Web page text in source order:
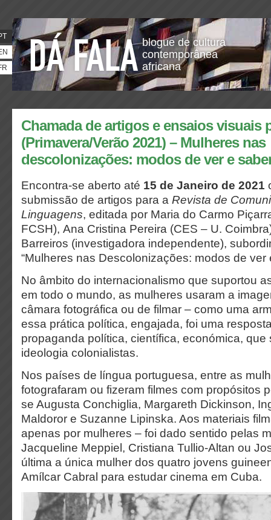
blogue de cultura
contemporânea
africana
Chamada de artigos e ensaios visuais
(Primavera/Verão 2021) – Mulheres nas
descolonizações: modos de ver e
Encontra-se aberto até 15 de Janeiro de 2021
submissão de artigos para a Revista de
Linguagens, editada por Maria do Carmo
FCSH), Ana Cristina Pereira (CES – U.
Barreiros (investigadora independente),
“Mulheres nas Descolonizações: modos de ver
No âmbito do internacionalismo que suportou
em todo o mundo, as mulheres usaram a
câmara fotográfica ou de filmar – como uma
essa prática política, engajada, foi uma
propaganda política, científica, económica, que
ideologia colonialistas.
Nos países de língua portuguesa, entre as
fotografaram ou fizeram filmes com propósitos
se Augusta Conchiglia, Margareth Dickinson,
Maldoror e Suzanne Lipinska. Aos materiais
apenas por mulheres – foi dado sentido pelas
Jacqueline Meppiel, Cristiana Tullio-Altan ou
última a única mulher dos quatro jovens
Amílcar Cabral para estudar cinema em Cuba.